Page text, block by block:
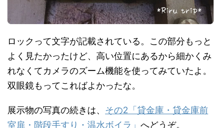
ロックって文字が記載されている。この部分もっと
よく見たかったけど、高い位置にあるから細かくみ
れなくてカメラのズーム機能を使ってみていたよ。
双眼鏡もってこればよかったな。
展示物の写真の続きは、 その2「貸金庫・貸金庫前
室扉・階段手すり・温水ボイラ」 へどうぞ。